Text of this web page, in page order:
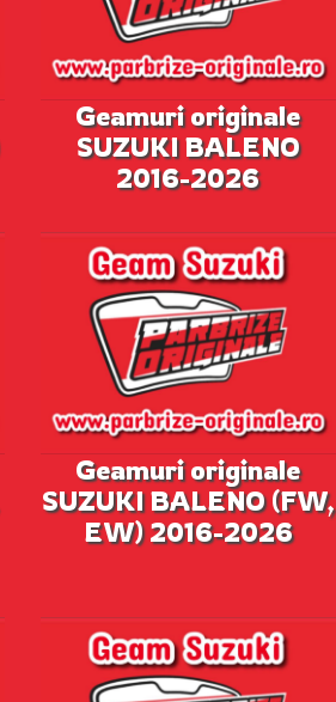
Geamuri originale
SUZUKI BALENO
2016-2026
Geamuri originale
SUZUKI BALENO (FW,
EW) 2016-2026